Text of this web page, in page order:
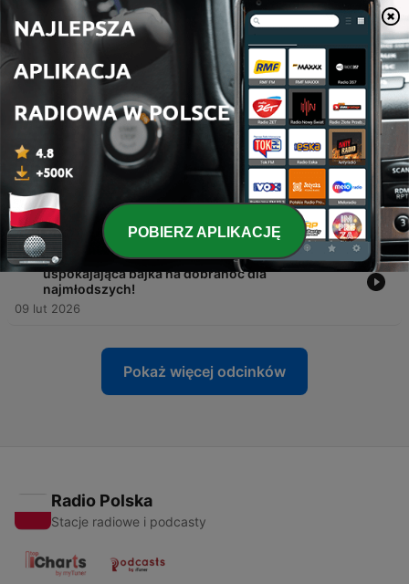
04 kwi 2026
22
Banda Odkrywców i zagadka starego strychu |
bajka przygodowa dla dzieci do około 7 lat
23 mar 2026
21 - Zuzia i Warsztat Sennych Marzeń - dobranocka
dla dzieci 1+ | spokojna i bajkowa opowieść na sen
10 mar 2026
Piesek Łatek i wieczorne żegnanie dnia –
uspokajająca bajka na dobranoc
16 lut 2026
19 - Chomik Miodek i wieczorna wędrówka –
uspokajająca bajka na dobranoc dla
najmłodszych!
09 lut 2026
Pokaż więcej odcinków
Radio Polska
Stacje radiowe i podcasty
POBIERZ APLIKACJĘ